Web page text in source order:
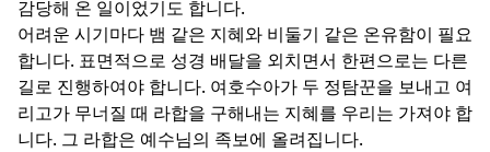
감당해 온 일이었기도 합니다.
어려운 시기마다 뱀 같은 지혜와 비둘기 같은 온유함이 필요
합니다. 표면적으로 성경 배달을 외치면서 한편으로는 다른
길로 진행하여야 합니다. 여호수아가 두 정탐꾼을 보내고 여
리고가 무너질 때 라합을 구해내는 지혜를 우리는 가져야 합
니다. 그 라합은 예수님의 족보에 올려집니다.